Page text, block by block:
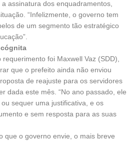
assinatura dos enquadramentos,
“Infelizmente, o governo tem
de um segmento tão estratégico
foi Maxwell Vaz (SDD),
que o prefeito ainda não enviou
de reajuste para os servidores
dada este mês. “No ano passado, ele
sequer uma justificativa, e os
e sem resposta para as suas
que o governo envie, o mais breve